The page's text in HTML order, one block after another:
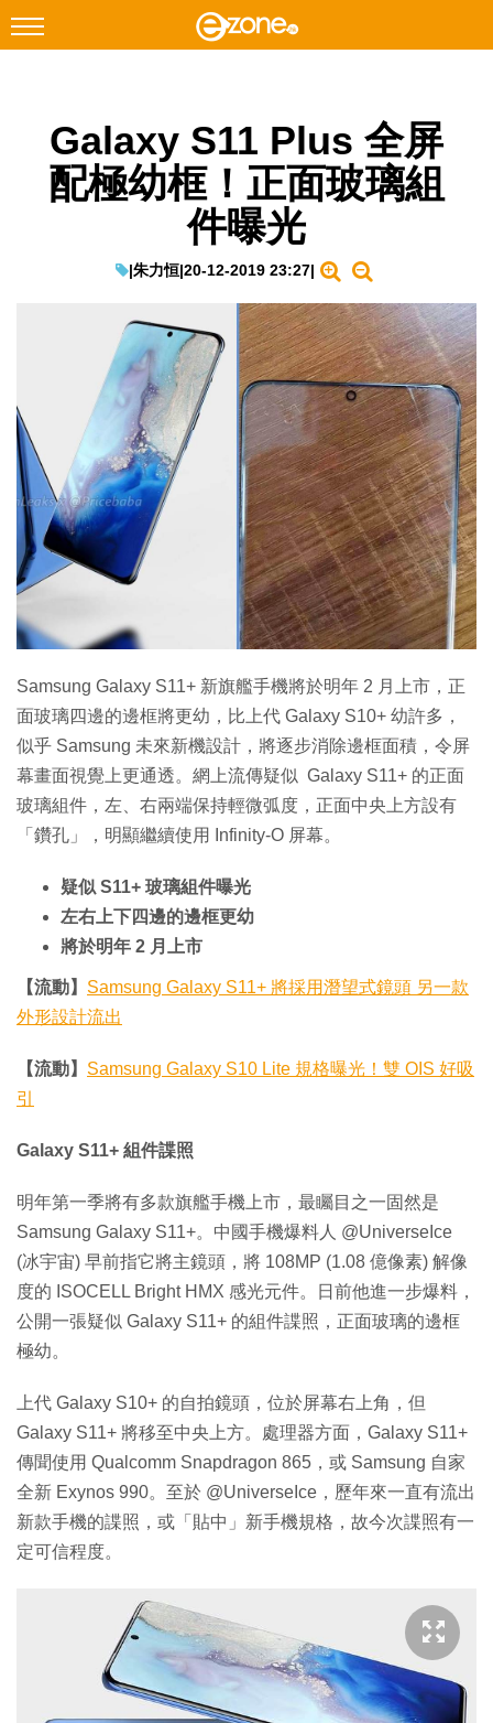
Facebook Instagram
科技焦點
生成式AI與雲端應用
Enterprise Digital Transformation
特集
Galaxy S11 Plus 全屏
配極幼框！正面玻璃組
件曝光
|朱力恒|20-12-2019 23:27|
Samsung Galaxy S11+ 新旗艦手機將於明年 2 月上市，正
面玻璃四邊的邊框將更幼，比上代 Galaxy S10+ 幼許多，
似乎 Samsung 未來新機設計，將逐步消除邊框面積，令屏
幕畫面視覺上更通透。網上流傳疑似 Galaxy S11+ 的正面
玻璃組件，左、右兩端保持輕微弧度，正面中央上方設有
「鑽孔」，明顯繼續使用 Infinity-O 屏幕。
疑似 S11+ 玻璃組件曝光
左右上下四邊的邊框更幼
將於明年 2 月上市
【流動】 Samsung Galaxy S11+ 將採用潛望式鏡頭 另一款
外形設計流出
【流動】 Samsung Galaxy S10 Lite 規格曝光！雙 OIS 好吸
引
Galaxy S11+ 組件諜照
明年第一季將有多款旗艦手機上市，最矚目之一固然是
Samsung Galaxy S11+。中國手機爆料人 @UniverseIce
(冰宇宙) 早前指它將主鏡頭，將 108MP (1.08 億像素) 解像
度的 ISOCELL Bright HMX 感光元件。日前他進一步爆料，
公開一張疑似 Galaxy S11+ 的組件諜照，正面玻璃的邊框
極幼。
上代 Galaxy S10+ 的自拍鏡頭，位於屏幕右上角，但
Galaxy S11+ 將移至中央上方。處理器方面，Galaxy S11+
傳聞使用 Qualcomm Snapdragon 865，或 Samsung 自家
全新 Exynos 990。至於 @UniverseIce，歷年來一直有流出
新款手機的諜照，或「貼中」新手機規格，故今次諜照有一
定可信程度。